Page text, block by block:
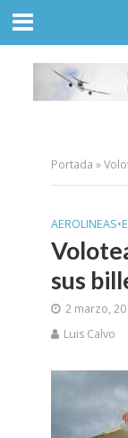
Portada »
AEROLINEAS•
sus
2 marzo,
Luis Calvo